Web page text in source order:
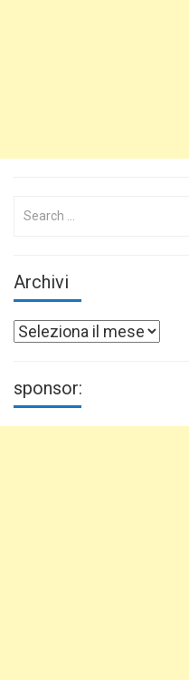
Search
Archivi
Archivi
sponsor: